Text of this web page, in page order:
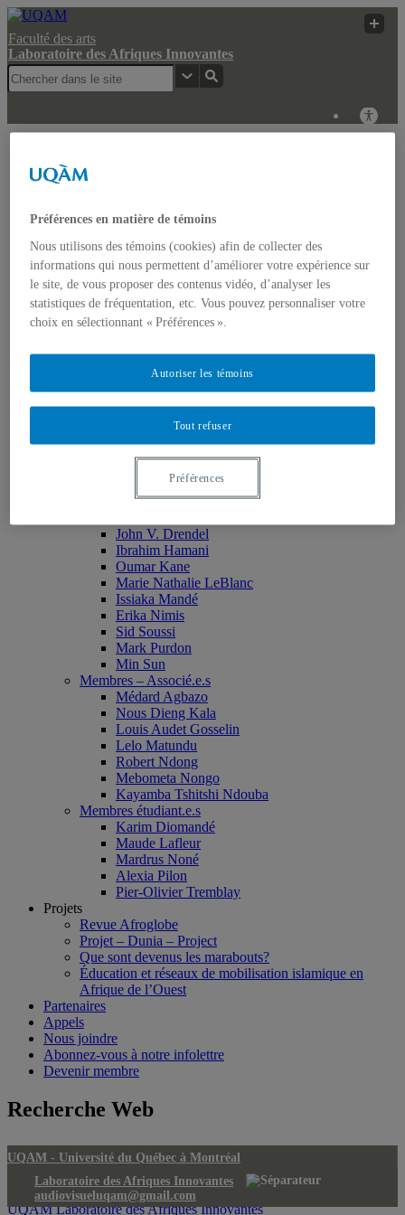
Faculté des arts
Laboratoire des Afriques Innovantes
Actualités
Colloque: REGARDS COMPARATISTES SUR LES
IMAGINAIRES NON-DOMINANTS EN AFRIQUE ET
DANS LES AMÉRIQUES
Accueil
Bulletin Bandung Spirit
Qui sommes-nous ?
Membres de l’UQÀM
Monia Abdallah
Jean-Jacques Bogui
Bonnie Campbell
John V. Drendel
Ibrahim Hamani
Oumar Kane
Marie Nathalie LeBlanc
Issiaka Mandé
Erika Nimis
Sid Soussi
Mark Purdon
Min Sun
Membres – Associé.e.s
Médard Agbazo
Nous Dieng Kala
Louis Audet Gosselin
Lelo Matundu
Robert Ndong
Mebometa Nongo
Kayamba Tshitshi Ndouba
Membres étudiant.e.s
Karim Diomandé
Maude Lafleur
Mardrus Noné
Alexia Pilon
Pier-Olivier Tremblay
Projets
Revue Afroglobe
Projet – Dunia – Project
Que sont devenus les marabouts?
Éducation et réseaux de mobilisation islamique en
Afrique de l’Ouest
Partenaires
Appels
Nous joindre
Abonnez-vous à notre infolettre
Devenir membre
Recherche Web
UQAM - Université du Québec à Montréal
Laboratoire des Afriques Innovantes
audiovisueluqam@gmail.com
UQAM Laboratoire des Afriques Innovantes
Préférences en matière de témoins
Nous utilisons des témoins (cookies) afin de collecter des
informations qui nous permettent d’améliorer votre expérience sur
le site, de vous proposer des contenus vidéo, d’analyser les
statistiques de fréquentation, etc. Vous pouvez personnaliser votre
choix en sélectionnant « Préférences ».
Tout refuser
Autoriser les témoins
Préférences